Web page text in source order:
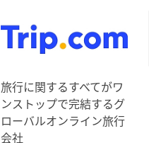
旅行に関するすべてがワ
ンストップで完結するグ
ローバルオンライン旅行
会社